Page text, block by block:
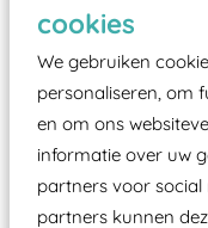
cookies
We gebruiken
personaliseren, om
en om ons
informatie over uw
partners voor social
partners kunnen
moet zijn van
certificering,
aangewezen
Wij ook
ze toch binnen
Speeltoestellen